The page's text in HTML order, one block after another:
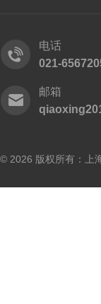
电话
021-
邮箱
© 2026 版权所有：上